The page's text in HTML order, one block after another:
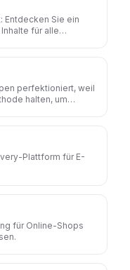
Entdecken Sie ein
für alle
perfektioniert, weil
halten, um
Produkte und
Plattform für E-
für Online-Shops